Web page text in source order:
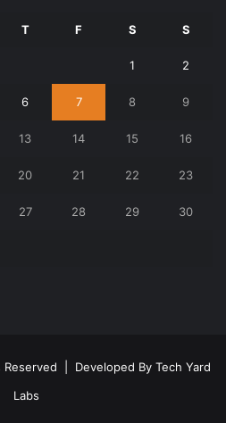
T F S S
1 2
6 7 8 9
13 14 15 16
20 21 22 23
27 28 29 30
| Developed By Tech Yard
Labs